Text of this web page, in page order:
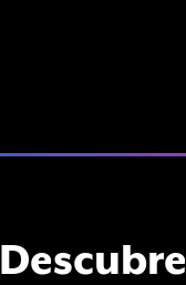
Descubre